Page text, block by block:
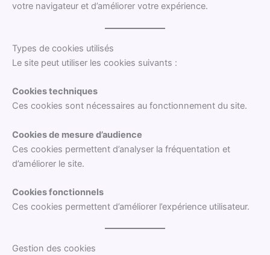
votre navigateur et d’améliorer votre expérience.
Types de cookies utilisés
Le site peut utiliser les cookies suivants :
Cookies techniques
Ces cookies sont nécessaires au fonctionnement du site.
Cookies de mesure d’audience
Ces cookies permettent d’analyser la fréquentation et
d’améliorer le site.
Cookies fonctionnels
Ces cookies permettent d’améliorer l’expérience utilisateur.
Gestion des cookies